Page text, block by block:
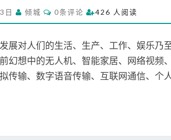
信
史
(
五
)
3日 倾城
C
O
M
E
N
T
S
0条评论 426 人阅读
展对人们的生活、生产、工作、娱乐乃
幻想中的无人机、智能家居、网络视频
传输、数字语音传输、互联网通信、个